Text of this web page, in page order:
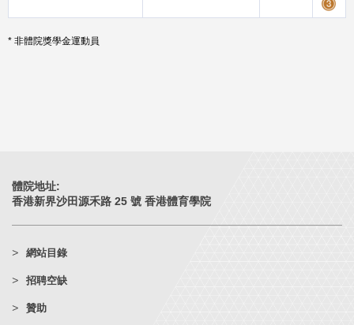
* 非體院獎學金運動員
體院地址:
香港新界沙田源禾路 25 號 香港體育學院
網站目錄
招聘空缺
贊助